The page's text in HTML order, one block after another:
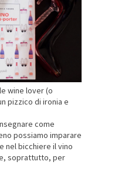
wine lover (o
pizzico di ironia e
come
possiamo imparare
nel bicchiere il vino
soprattutto, per